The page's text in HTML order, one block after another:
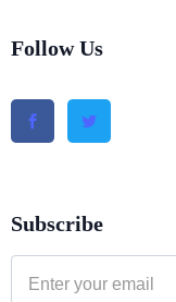
Follow Us
Subscribe